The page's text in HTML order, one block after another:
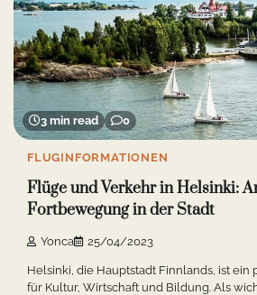
3 min read 0
FLUGINFORMATIONEN
Flüge und Verkehr in Helsinki:
Fortbewegung in der Stadt
Yonca 25/04/2023
Helsinki, die Hauptstadt Finnlands, ist
für Kultur, Wirtschaft und Bildung. Als